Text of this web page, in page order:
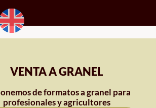
VENTA A GRANEL
de formatos a granel para
profesionales y agricultores